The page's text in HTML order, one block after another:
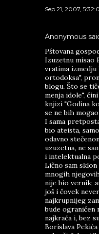
Sep 21, 2007,
Anonymous
Pštovana
Izuzetnu misao
vratima
ortodoksa",
blogu. Što se
menja idole",
knjizi "Godina
se ne bih
I sama
bio ateista,
odavno
uzuzetna, ne
i intelektualna
Lično sam
mnogih
nije bio vernik;
još i čovek
najkrupnijeg
bude ograničen
najkraća i, bez
Borislava